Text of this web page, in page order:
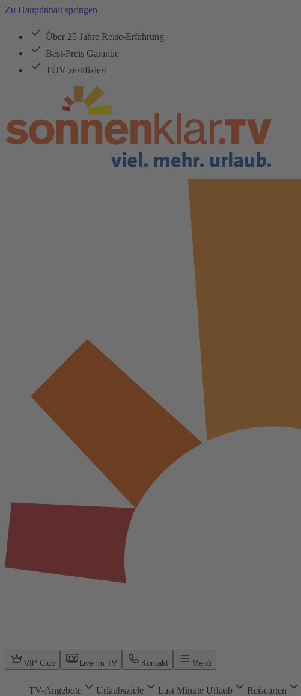
Zu Hauptinhalt springen
Über 25 Jahre Reise-Erfahrung
Best-Preis Garantie
TÜV zertifiziert
VIP Club Live im TV Kontakt Menü
TV-Angebote Urlaubsziele Last Minute Urlaub Reisearten